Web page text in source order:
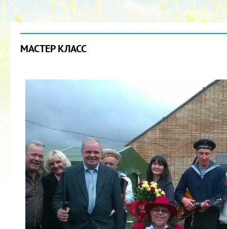
МАСТЕР КЛАСС
2022 ГОД ПРОВОЗГЛАШЕН ГОДОМ
МАТЕРИ В ЯКУТИИ
19.12.2021